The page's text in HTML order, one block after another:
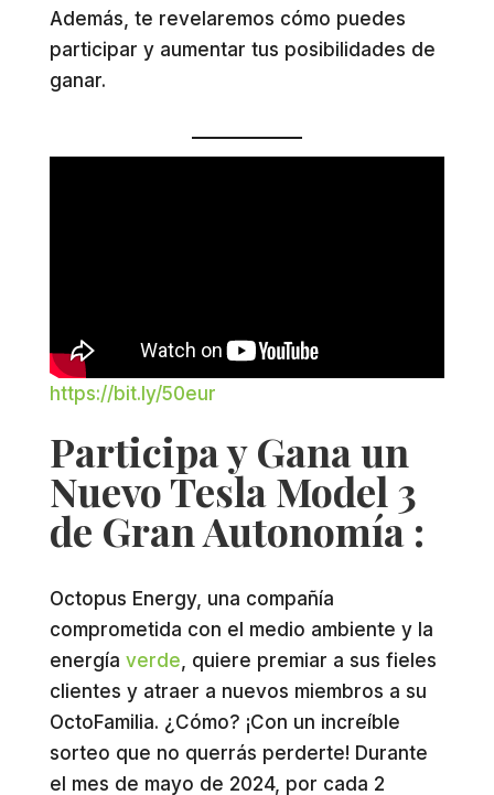
Además, te revelaremos cómo puedes
participar y aumentar tus posibilidades de
ganar.
https://bit.ly/50eur
Participa y Gana un
Nuevo Tesla Model 3
de Gran Autonomía :
Octopus Energy, una compañía
comprometida con el medio ambiente y la
energía verde, quiere premiar a sus fieles
clientes y atraer a nuevos miembros a su
OctoFamilia. ¿Cómo? ¡Con un increíble
sorteo que no querrás perderte! Durante
el mes de mayo de 2024, por cada 2